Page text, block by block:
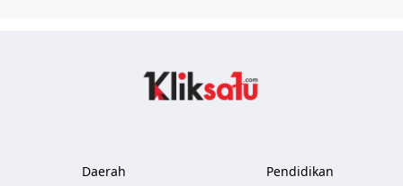
Daerah Pendidikan